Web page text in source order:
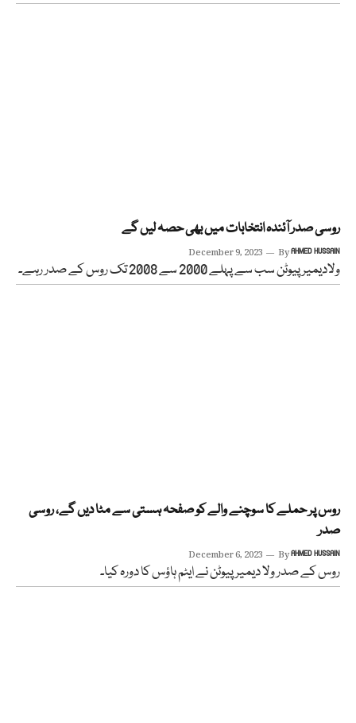
روسی صدر آئندہ انتخابات میں بھی حصہ لیں گے
December 9, 2023 ByAHMED HUSSAIN
ولادیمیر پیوٹن سب سے پہلے 2000 سے 2008 تک روس کے صدر رہے۔
روس پر حملے کا سوچنے والے کو صفحہ ہستی سے مٹا دیں گے، روسی
صدر
December 6, 2023 ByAHMED HUSSAIN
روس کے صدر ولا دیمیر پیوٹن نے ایٹم ہاؤس کا دورہ کیا۔